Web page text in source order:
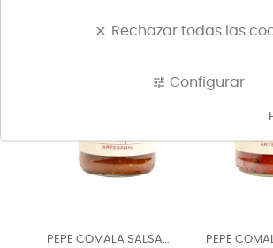
PEPE COMALA SALSA
PEPE
clear Rechazar todas las
tune Configurar